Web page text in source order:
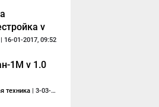
v
| 16-01-2017, 09:52
1М v 1.0
техника | 3-03-2019, 21:55